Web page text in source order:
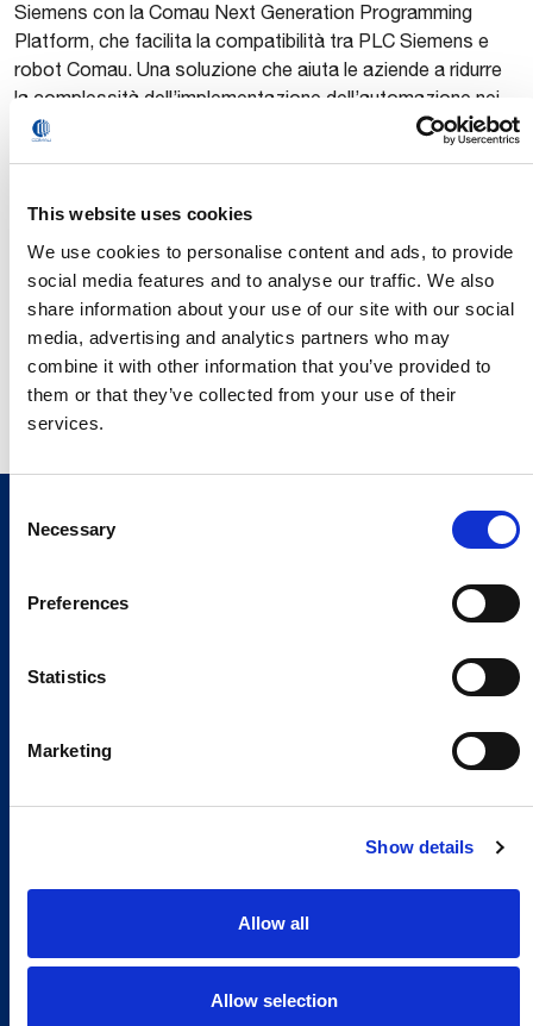
This website uses cookies
We use cookies to personalise content and ads, to provide
social media features and to analyse our traffic. We also
share information about your use of our site with our social
media, advertising and analytics partners who may
combine it with other information that you’ve provided to
them or that they’ve collected from your use of their
services.
Selection
Necessary
Preferences
Statistics
Marketing
Show details
Allow all
Allow selection
Siemens con la Comau Next Generation Programming
Platform, che facilita la compatibilità tra PLC Siemens e
robot Comau. Una soluzione che aiuta le aziende a ridurre
la complessità dell’implementazione dell’automazione nei
propri processi ed elimina la necessità di sostenere ingenti
brasil.comha spiegato come ad Automatica 2025 Comau
abbia messo in risalto la forte sinergia tra l’ingegno umano
e l’eccellenza tecnologica attraverso il lancio di nuove e
potenti soluzioni progettate per accelerare la facilità d’uso,
aumentare la qualità e garantire una produttività sostenibile
per aziende di ogni dimensione e settore.